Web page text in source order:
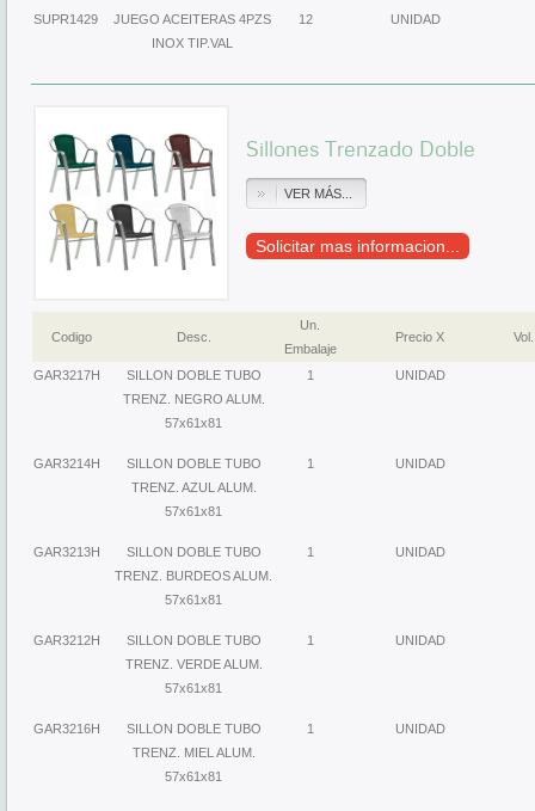
SUPR1429
JUEGO ACEITERAS 4PZS
INOX TIP.VAL
12 UNIDAD
Sillones Trenzado Doble
VER MÁS...
Solicitar mas informacion...
Codigo Desc.
Un.
Embalaje
Precio X Vol.
GAR3217H
SILLON DOBLE TUBO
TRENZ. NEGRO ALUM.
57x61x81
1 UNIDAD
GAR3214H
SILLON DOBLE TUBO
TRENZ. AZUL ALUM.
57x61x81
1 UNIDAD
GAR3213H
SILLON DOBLE TUBO
TRENZ. BURDEOS ALUM.
57x61x81
1 UNIDAD
GAR3212H
SILLON DOBLE TUBO
TRENZ. VERDE ALUM.
57x61x81
1 UNIDAD
GAR3216H
SILLON DOBLE TUBO
TRENZ. MIEL ALUM.
57x61x81
1 UNIDAD